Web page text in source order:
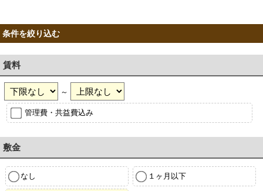
条件を絞り込む
賃料
～
管理費・共益費込み
敷金
なし １ヶ月以下